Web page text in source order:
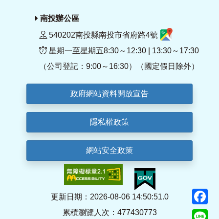
南投辦公區
540202南投縣南投市省府路4號
星期一至星期五8:30～12:30 | 13:30～17:30
（公司登記：9:00～16:30）（國定假日除外）
政府網站資料開放宣告
隱私權政策
網站安全政策
更新日期：2026-08-06 14:50:51.0
累積瀏覽人次：477430773